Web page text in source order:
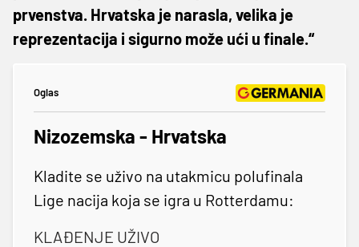
prvenstva. Hrvatska je narasla, velika je
reprezentacija i sigurno može ući u finale.“
Oglas
Nizozemska - Hrvatska
Kladite se uživo na utakmicu polufinala
Lige nacija koja se igra u Rotterdamu:
KLAĐENJE UŽIVO